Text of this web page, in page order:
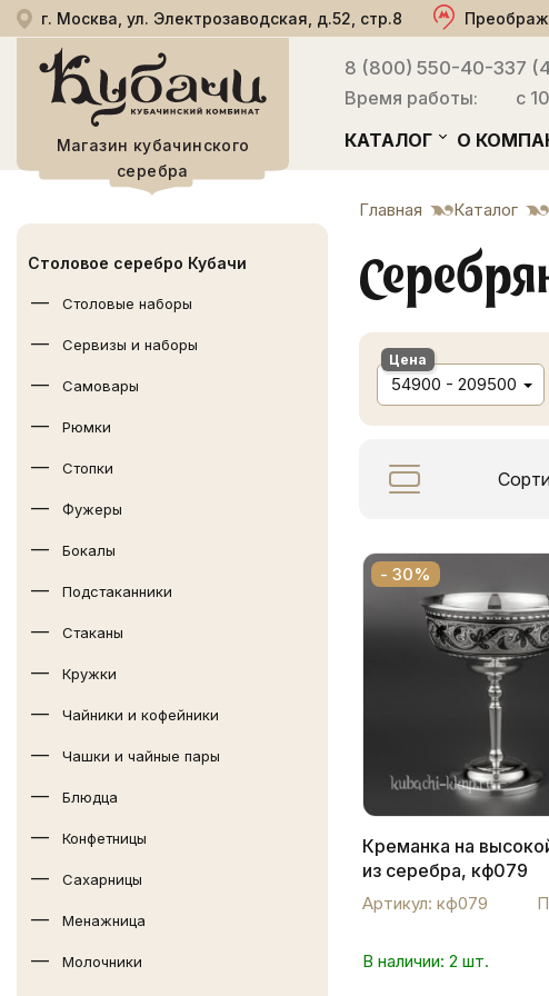
г. Москва, ул. Электрозаводская, д.52, стр.8
Магазин кубачинского
серебра
8 (800) 550-40-33
Время работы:
7
с
КАТАЛОГ О
Столовое серебро Кубачи
Столовые наборы
Сервизы и наборы
Самовары
Рюмки
Стопки
Фужеры
Бокалы
Подстаканники
Стаканы
Кружки
Чайники и кофейники
Чашки и чайные пары
Блюдца
Конфетницы
Сахарницы
Менажница
Молочники
Главная Каталог
Цена
54900 - 209500
- 30%
Креманка на
из серебра, кф079
Артикул: кф079
В наличии: 2 шт.